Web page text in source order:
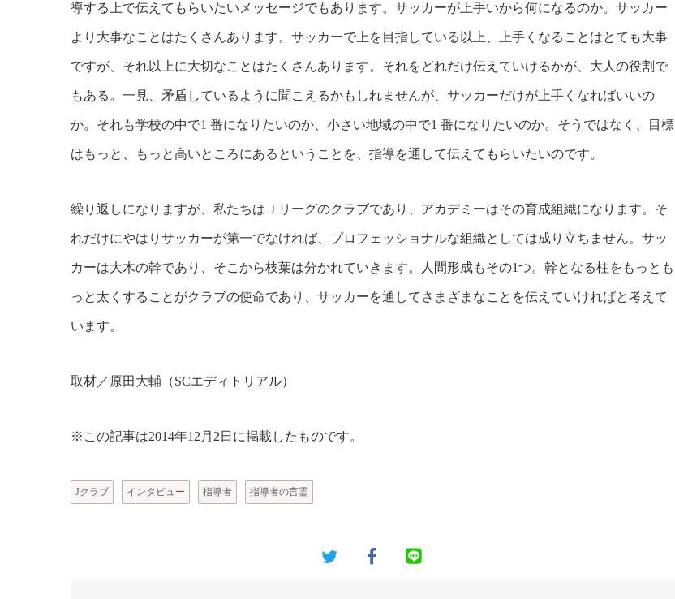
導する上で伝えてもらいたいメッセージでもあります。サッカーが上手いから何になるのか。サッカー
より大事なことはたくさんあります。サッカーで上を目指している以上、上手くなることはとても大事
ですが、それ以上に大切なことはたくさんあります。それをどれだけ伝えていけるかが、大人の役割で
もある。一見、矛盾しているように聞こえるかもしれませんが、サッカーだけが上手くなればいいの
か。それも学校の中で1 番になりたいのか、小さい地域の中で1 番になりたいのか。そうではなく、目標
はもっと、もっと高いところにあるということを、指導を通して伝えてもらいたいのです。
繰り返しになりますが、私たちはＪリーグのクラブであり、アカデミーはその育成組織になります。そ
れだけにやはりサッカーが第一でなければ、プロフェッショナルな組織としては成り立ちません。サッ
カーは大木の幹であり、そこから枝葉は分かれていきます。人間形成もその1つ。幹となる柱をもっとも
っと太くすることがクラブの使命であり、サッカーを通してさまざまなことを伝えていければと考えて
います。
取材／原田大輔（SCエディトリアル）
※この記事は2014年12月2日に掲載したものです。
Jクラブ インタビュー 指導者 指導者の言霊